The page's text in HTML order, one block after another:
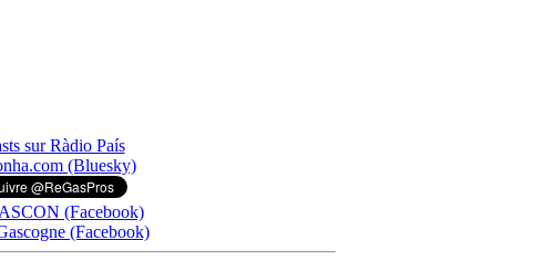
sur Ràdio País
(Bluesky)
(Facebook)
(Facebook)